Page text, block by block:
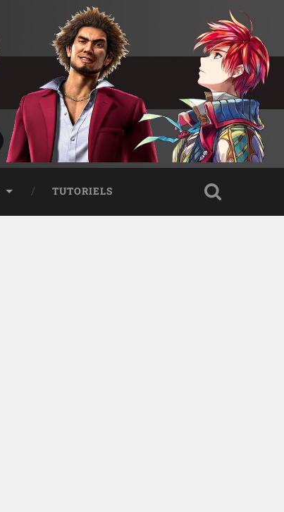
TUTORIELS